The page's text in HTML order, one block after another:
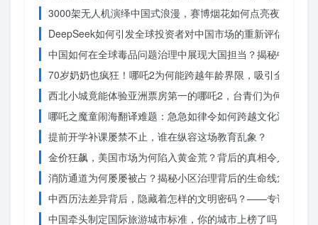
3000架无人机演绎中国式浪漫，赛博烟花如何点亮夜空？
DeepSeek如何引发全球投资者对中国市场的重新评估？
中国如何在全球毒品问题治理中展现大国担当？揭秘中国方
70岁奶奶也疯狂！哪吒2为何能跨越年龄界限，吸引全民观影
西北小城竟能体验亚洲票房第一的哪吒2，台青们为何如此惊
哪吒之魔童闹海翻译难题：急急如律令如何跨越文化鸿沟？
提前开学补课屡禁不止，谁在纵容这场教育乱象？
金价狂飙，美国市场为何陷入黄金荒？背后的真相令人
消防通道为何屡屡被占？揭秘小区治理背后的生命线危机
中西历法差异背后，隐藏着怎样的文明密码？——专访南京
中国牵头制定国际旅游城市标准，你的城市上榜了吗？